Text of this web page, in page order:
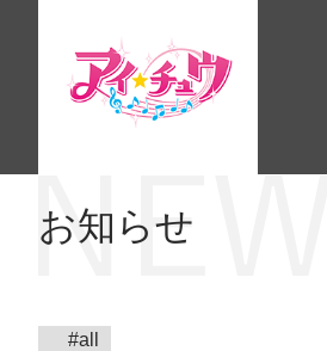
お知らせ
#all